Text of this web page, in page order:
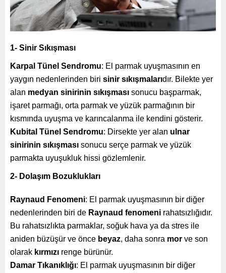
1- Sinir Sıkışması
Karpal Tünel Sendromu: El parmak uyuşmasının en
yaygın nedenlerinden biri sinir sıkışmalarıdır. Bilekte yer
alan medyan sinirinin sıkışması sonucu başparmak,
işaret parmağı, orta parmak ve yüzük parmağının bir
kısmında uyuşma ve karıncalanma ile kendini gösterir.
Kubital Tünel Sendromu: Dirsekte yer alan ulnar
sinirinin sıkışması sonucu serçe parmak ve yüzük
parmakta uyuşukluk hissi gözlemlenir.
2- Dolaşım Bozuklukları
Raynaud Fenomeni: El parmak uyuşmasının bir diğer
nedenlerinden biri de Raynaud fenomeni rahatsızlığıdır.
Bu rahatsızlıkta parmaklar, soğuk hava ya da stres ile
aniden büzüşür ve önce beyaz, daha sonra mor ve son
olarak kırmızı renge bürünür.
Damar Tıkanıklığı: El parmak uyuşmasının bir diğer